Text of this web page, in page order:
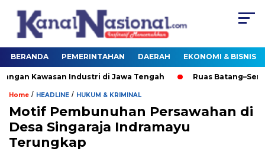
BERANDA PEMERINTAHAN DAERAH EKONOMI & BISNIS
Kawasan Industri di Jawa Tengah Ruas
Home / HEADLINE / HUKUM & KRIMINAL
Motif Pembunuhan Persawahan di
Desa Singaraja Indramayu
Terungkap